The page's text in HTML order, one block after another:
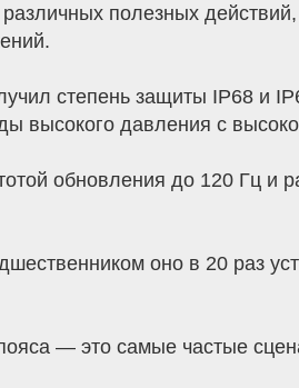
полезных
степень защиты IP68 и
высокого давления с
обновления до 120 Гц и
оно в 20 раз
— это самые частые